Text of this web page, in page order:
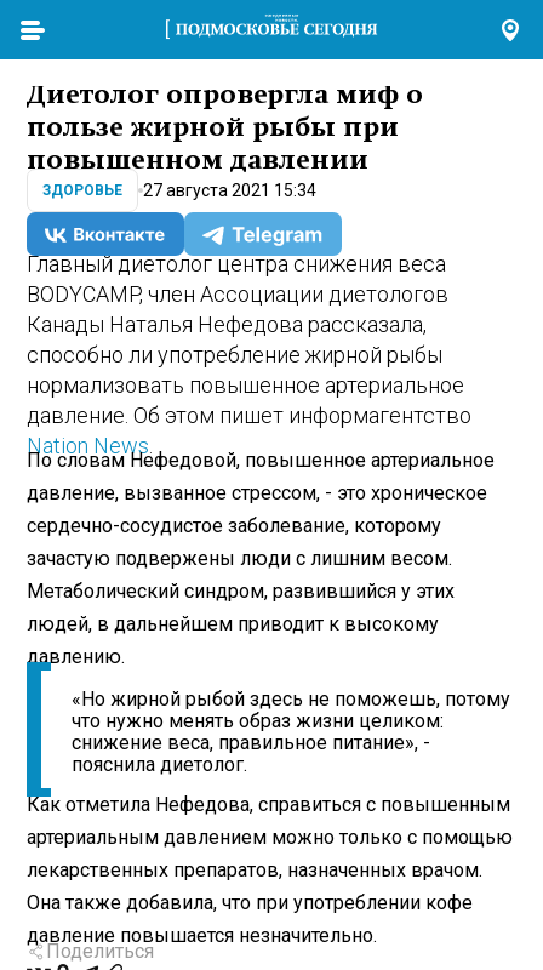
Диетолог опровергла миф о
пользе жирной рыбы при
повышенном давлении
ЗДОРОВЬЕ 27 августа 2021 15:34
Главный диетолог центра снижения веса
BODYCAMP, член Ассоциации диетологов
Канады Наталья Нефедова рассказала,
способно ли употребление жирной рыбы
нормализовать повышенное артериальное
давление. Об этом пишет информагентство
Nation News
По словам Нефедовой, повышенное артериальное
давление, вызванное стрессом, - это хроническое
сердечно-сосудистое заболевание, которому
зачастую подвержены люди с лишним весом.
Метаболический синдром, развившийся у этих
людей, в дальнейшем приводит к высокому
давлению.
«Но жирной рыбой здесь не поможешь, потому
что нужно менять образ жизни целиком:
снижение веса, правильное питание», -
пояснила диетолог.
Как отметила Нефедова, справиться с повышенным
артериальным давлением можно только с помощью
лекарственных препаратов, назначенных врачом.
Она также добавила, что при употреблении кофе
давление повышается незначительно.
Поделиться